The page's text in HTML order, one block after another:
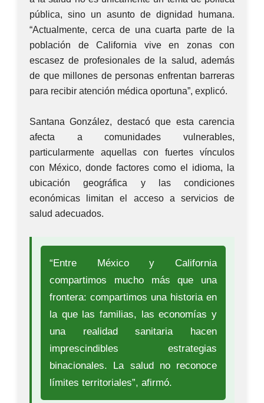
pública, sino un asunto de dignidad humana.
“Actualmente, cerca de una cuarta parte de la
población de California vive en zonas con
escasez de profesionales de la salud, además
de que millones de personas enfrentan barreras
para recibir atención médica oportuna”, explicó.
Santana González, destacó que esta carencia
afecta a comunidades vulnerables,
particularmente aquellas con fuertes vínculos
con México, donde factores como el idioma, la
ubicación geográfica y las condiciones
económicas limitan el acceso a servicios de
salud adecuados.
“Entre México y California
compartimos mucho más que una
frontera: compartimos una historia en
la que las familias, las economías y
una realidad sanitaria hacen
imprescindibles estrategias
binacionales. La salud no reconoce
límites territoriales”, afirmó.